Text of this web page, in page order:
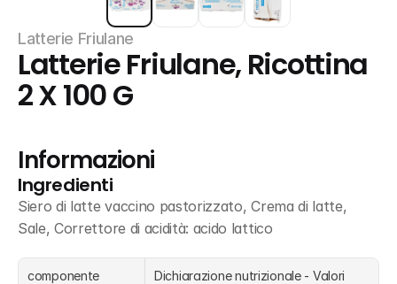
Latterie Friulane
Latterie Friulane, Ricottina
2 X 100 G
Informazioni
Ingredienti
Siero di latte vaccino pastorizzato, Crema di latte,
Sale, Correttore di acidità: acido lattico
componente
Dichiarazione nutrizionale - Valori